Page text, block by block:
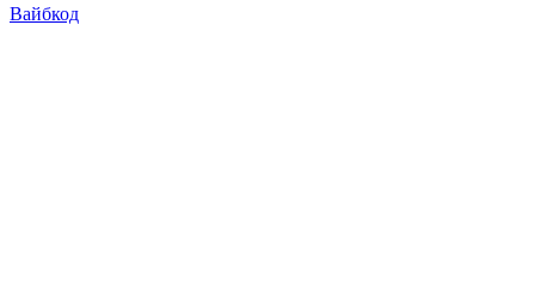
Вайбкод